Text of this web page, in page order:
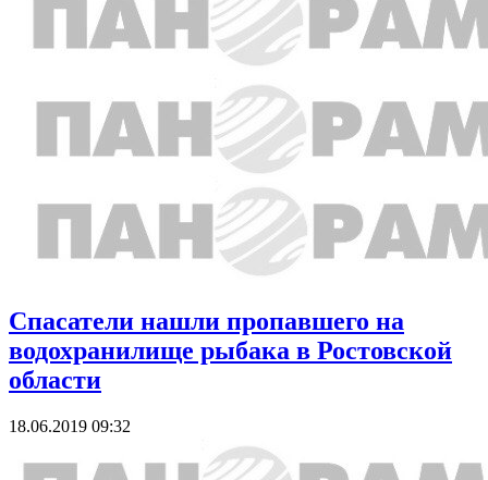
Спасатели нашли пропавшего на
водохранилище рыбака в Ростовской
области
18.06.2019 09:32